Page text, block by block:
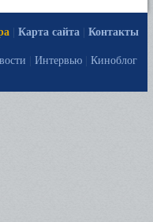
Карта сайта
Контакты
Интервью Киноблог